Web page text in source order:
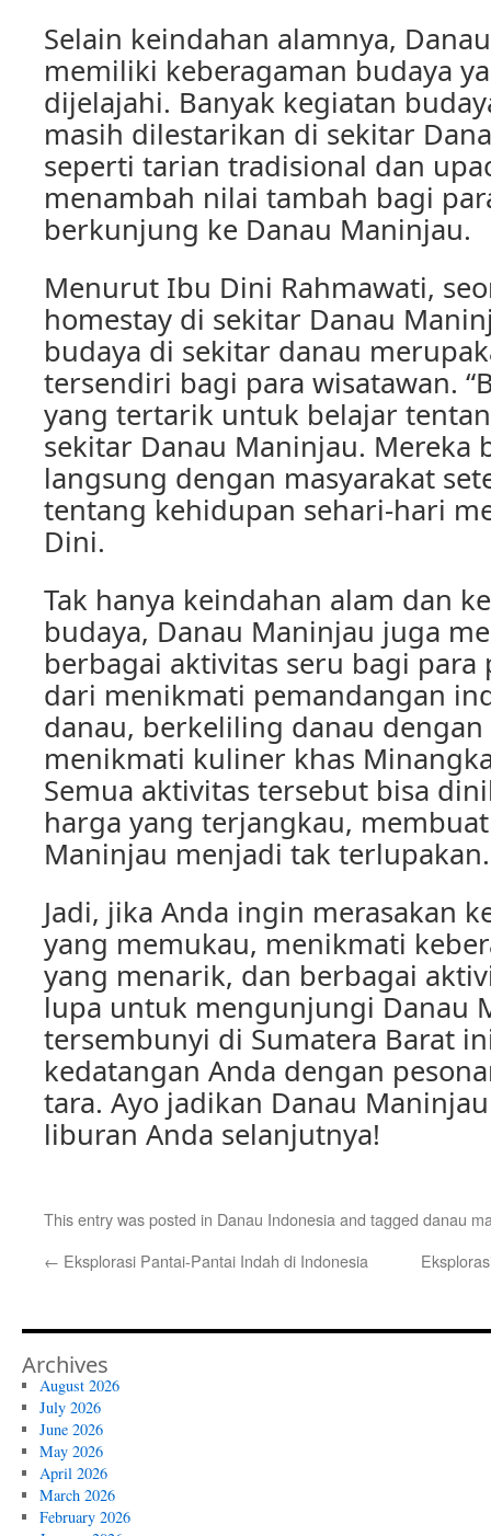
Selain keindahan alamnya,
memiliki keberagaman budaya
dijelajahi. Banyak kegiatan
masih dilestarikan di sekitar
seperti tarian tradisional dan
menambah nilai tambah bagi
berkunjung ke Danau Maninjau.
Menurut Ibu Dini Rahmawati,
homestay di sekitar Danau
budaya di sekitar danau
tersendiri bagi para wisatawan.
yang tertarik untuk belajar
sekitar Danau Maninjau. Mereka
langsung dengan masyarakat
tentang kehidupan sehari-hari
Dini.
Tak hanya keindahan alam dan
budaya, Danau Maninjau juga
berbagai aktivitas seru bagi
dari menikmati pemandangan
danau, berkeliling danau
menikmati kuliner khas
Semua aktivitas tersebut bisa
harga yang terjangkau,
Maninjau menjadi tak terlupakan.
Jadi, jika Anda ingin merasakan
yang memukau, menikmati
yang menarik, dan berbagai
lupa untuk mengunjungi Danau
tersembunyi di Sumatera Barat
kedatangan Anda dengan
tara. Ayo jadikan Danau
liburan Anda selanjutnya!
This entry was posted in Danau Indonesia and tagged danau
← Eksplorasi Pantai-Pantai Indah di Indonesia
Archives
August 2026
July 2026
June 2026
May 2026
April 2026
March 2026
February 2026